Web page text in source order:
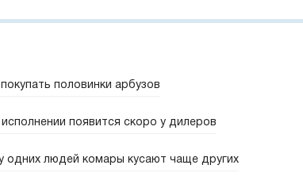
половинки арбузов
появится скоро у дилеров
одних людей комары кусают чаще других